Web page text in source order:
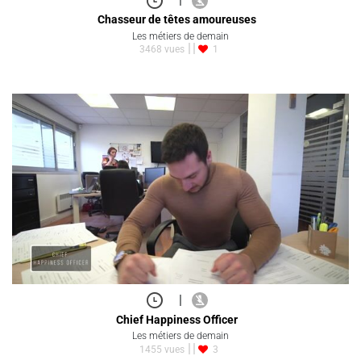
Chasseur de têtes amoureuses
Les métiers de demain
3468 vues
1
|
Chief Happiness Officer
Les métiers de demain
1455 vues
3